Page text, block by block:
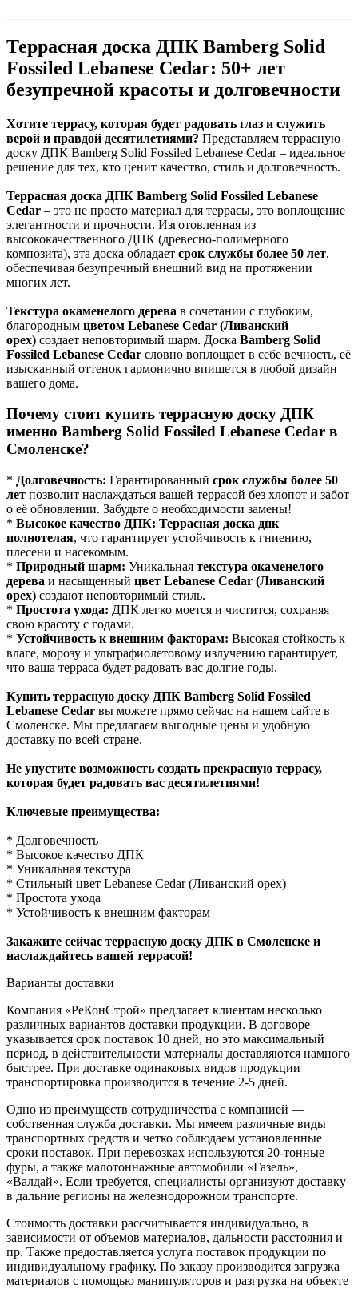
Террасная доска ДПК Bamberg Solid
Fossiled Lebanese Cedar: 50+ лет
безупречной красоты и долговечности
Хотите террасу, которая будет радовать глаз и служить
верой и правдой десятилетиями? Представляем террасную
доску ДПК Bamberg Solid Fossiled Lebanese Cedar – идеальное
решение для тех, кто ценит качество, стиль и долговечность.
Террасная доска ДПК Bamberg Solid Fossiled Lebanese
Cedar – это не просто материал для террасы, это воплощение
элегантности и прочности. Изготовленная из
высококачественного ДПК (древесно-полимерного
композита), эта доска обладает срок службы более 50 лет,
обеспечивая безупречный внешний вид на протяжении
многих лет.
Текстура окаменелого дерева в сочетании с глубоким,
благородным цветом Lebanese Cedar (Ливанский
орех) создает неповторимый шарм. Доска Bamberg Solid
Fossiled Lebanese Cedar словно воплощает в себе вечность, её
изысканный оттенок гармонично впишется в любой дизайн
вашего дома.
Почему стоит купить террасную доску ДПК
именно Bamberg Solid Fossiled Lebanese Cedar в
Смоленске?
* Долговечность: Гарантированный срок службы более 50
лет позволит наслаждаться вашей террасой без хлопот и забот
о её обновлении. Забудьте о необходимости замены!
* Высокое качество ДПК: Террасная доска дпк
полнотелая, что гарантирует устойчивость к гниению,
плесени и насекомым.
* Природный шарм: Уникальная текстура окаменелого
дерева и насыщенный цвет Lebanese Cedar (Ливанский
орех) создают неповторимый стиль.
* Простота ухода: ДПК легко моется и чистится, сохраняя
свою красоту с годами.
* Устойчивость к внешним факторам: Высокая стойкость к
влаге, морозу и ультрафиолетовому излучению гарантирует,
что ваша терраса будет радовать вас долгие годы.
Купить террасную доску ДПК Bamberg Solid Fossiled
Lebanese Cedar вы можете прямо сейчас на нашем сайте в
Смоленске. Мы предлагаем выгодные цены и удобную
доставку по всей стране.
Не упустите возможность создать прекрасную террасу,
которая будет радовать вас десятилетиями!
Ключевые преимущества:
* Долговечность
* Высокое качество ДПК
* Уникальная текстура
* Стильный цвет Lebanese Cedar (Ливанский орех)
* Простота ухода
* Устойчивость к внешним факторам
Закажите сейчас террасную доску ДПК в Смоленске и
наслаждайтесь вашей террасой!
Варианты доставки
Компания «РеКонСтрой» предлагает клиентам несколько
различных вариантов доставки продукции. В договоре
указывается срок поставок 10 дней, но это максимальный
период, в действительности материалы доставляются намного
быстрее. При доставке одинаковых видов продукции
транспортировка производится в течение 2-5 дней.
Одно из преимуществ сотрудничества с компанией —
собственная служба доставки. Мы имеем различные виды
транспортных средств и четко соблюдаем установленные
сроки поставок. При перевозках используются 20-тонные
фуры, а также малотоннажные автомобили «Газель»,
«Валдай». Если требуется, специалисты организуют доставку
в дальние регионы на железнодорожном транспорте.
Стоимость доставки рассчитывается индивидуально, в
зависимости от объемов материалов, дальности расстояния и
пр. Также предоставляется услуга поставок продукции по
индивидуальному графику. По заказу производится загрузка
материалов с помощью манипуляторов и разгрузка на объекте